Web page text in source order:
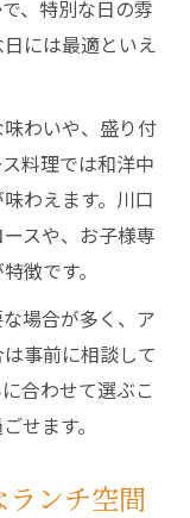
、特別な日の雰
には最適といえ
わいや、盛り付
料理では和洋中
わえます。川口
スや、お子様専
徴です。
場合が多く、ア
事前に相談して
合わせて選ぶこ
せます。
ンチ空間